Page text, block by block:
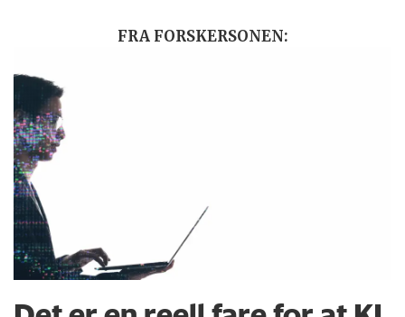
FRA FORSKERSONEN: